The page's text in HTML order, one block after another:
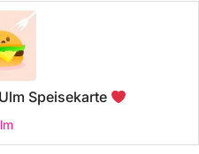
Speisekarte